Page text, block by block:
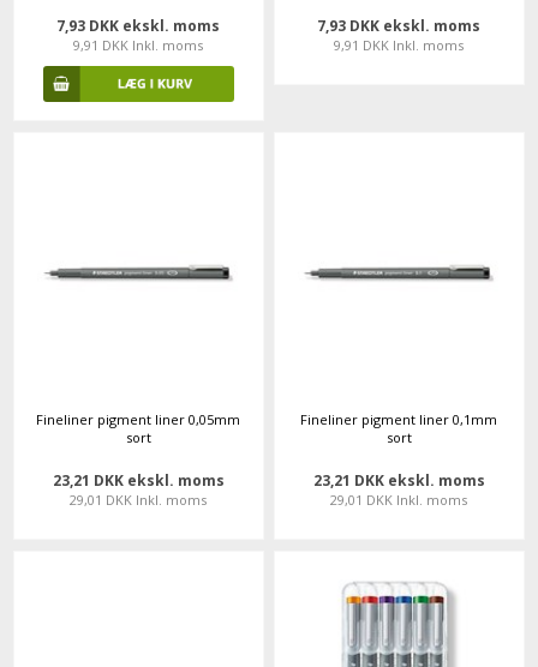
7,93 DKK ekskl. moms
9,91 DKK Inkl. moms
7,93 DKK ekskl. moms
9,91 DKK Inkl. moms
Fineliner pigment liner 0,05mm
sort
23,21 DKK ekskl. moms
29,01 DKK Inkl. moms
Fineliner pigment liner 0,1mm
sort
23,21 DKK ekskl. moms
29,01 DKK Inkl. moms